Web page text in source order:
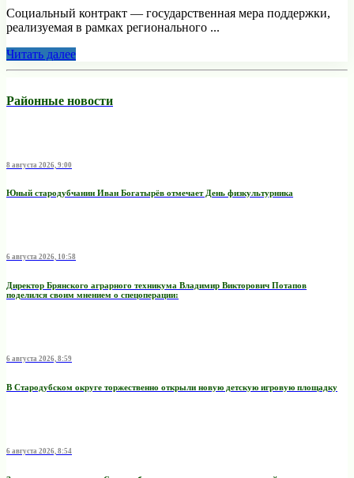
Социальный контракт — государственная мера поддержки,
реализуемая в рамках регионального ...
Читать далее
Районные новости
8 августа 2026, 9:00
Юный стародубчанин Иван Богатырёв отмечает День физкультурника
6 августа 2026, 10:58
Директор Брянского аграрного техникума Владимир Викторович Потапов
поделился своим мнением о спецоперации:
6 августа 2026, 8:59
В Стародубском округе торжественно открыли новую детскую игровую площадку
6 августа 2026, 8:54